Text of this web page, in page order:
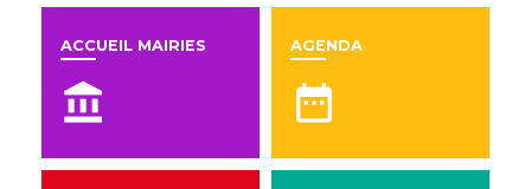
ACCUEIL MAIRIES
account_balance
AGENDA
date_range